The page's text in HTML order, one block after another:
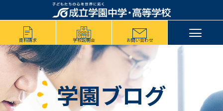
資料請求 学校説明会 お問い合わせ
学園ブログ